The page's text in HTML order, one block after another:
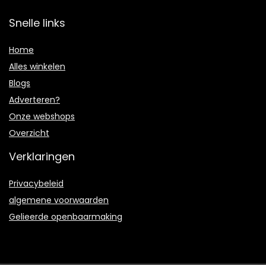
Snelle links
Home
Alles winkelen
Blogs
Adverteren?
Onze webshops
Overzicht
Verklaringen
Privacybeleid
algemene voorwaarden
Gelieerde openbaarmaking